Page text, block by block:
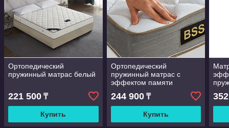
Ортопедический
пружинный матрас белый
221 500 ₸
Купить
Ортопедический
пружинный матрас с
эффектом памяти
244 900₸
Купить